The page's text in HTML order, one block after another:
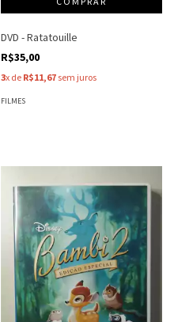
DVD - Ratatouille
R$35,00
3x de R$11,67 sem juros
FILMES